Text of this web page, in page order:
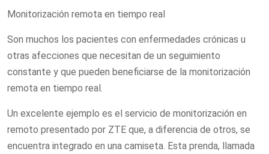
Monitorización remota en tiempo real
Son muchos los pacientes con enfermedades crónicas u
otras afecciones que necesitan de un seguimiento
constante y que pueden beneficiarse de la monitorización
remota en tiempo real.
Un excelente ejemplo es el servicio de monitorización en
remoto presentado por ZTE que, a diferencia de otros, se
encuentra integrado en una camiseta. Esta prenda, llamada